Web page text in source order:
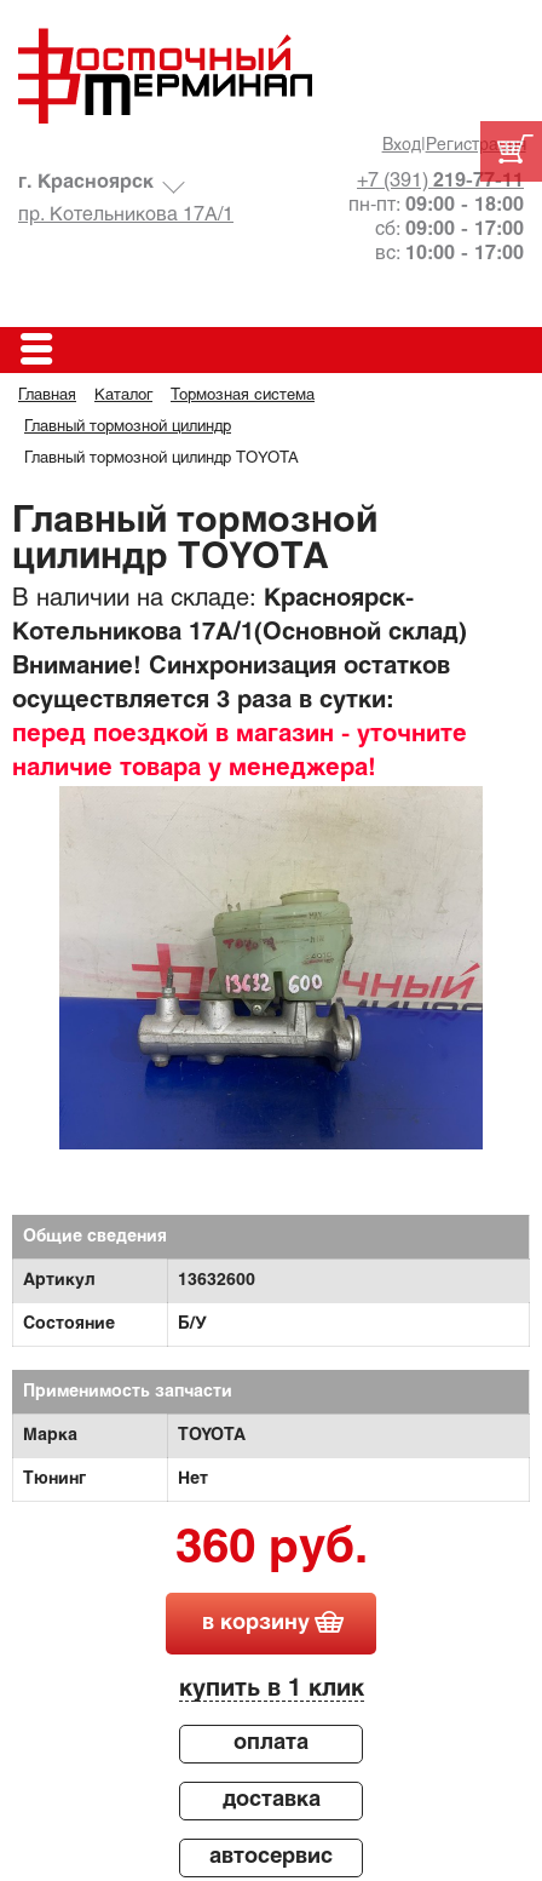
Вход| Регистрация
+7 (391) 219-77-11
пн-пт: 09:00 - 18:00
сб: 09:00 - 17:00
вс: 10:00 - 17:00
г. Красноярск
пр. Котельникова 17А/1
Главная Каталог Тормозная система
Главный тормозной цилиндр
Главный тормозной цилиндр TOYOTA
Главный тормозной
цилиндр TOYOTA
В наличии на складе:
Красноярск-
Котельникова 17А/1(Основной склад)
Внимание! Синхронизация остатков
осуществляется 3 раза в сутки:
перед поездкой в магазин - уточните
наличие товара у менеджера!
Общие сведения
Артикул 13632600
Состояние Б/У
Применимость запчасти
Марка TOYOTA
Тюнинг Нет
360 руб.
в корзину
купить в 1 клик
оплата
доставка
автосервис